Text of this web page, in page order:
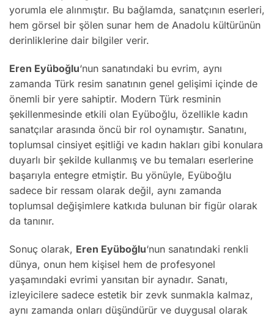
yorumla ele alınmıştır. Bu bağlamda, sanatçının eserleri,
hem görsel bir şölen sunar hem de Anadolu kültürünün
derinliklerine dair bilgiler verir.
Eren Eyüboğlu‘nun sanatındaki bu evrim, aynı
zamanda Türk resim sanatının genel gelişimi içinde de
önemli bir yere sahiptir. Modern Türk resminin
şekillenmesinde etkili olan Eyüboğlu, özellikle kadın
sanatçılar arasında öncü bir rol oynamıştır. Sanatını,
toplumsal cinsiyet eşitliği ve kadın hakları gibi konulara
duyarlı bir şekilde kullanmış ve bu temaları eserlerine
başarıyla entegre etmiştir. Bu yönüyle, Eyüboğlu
sadece bir ressam olarak değil, aynı zamanda
toplumsal değişimlere katkıda bulunan bir figür olarak
da tanınır.
Sonuç olarak, Eren Eyüboğlu‘nun sanatındaki renkli
dünya, onun hem kişisel hem de profesyonel
yaşamındaki evrimi yansıtan bir aynadır. Sanatı,
izleyicilere sadece estetik bir zevk sunmakla kalmaz,
aynı zamanda onları düşündürür ve duygusal olarak